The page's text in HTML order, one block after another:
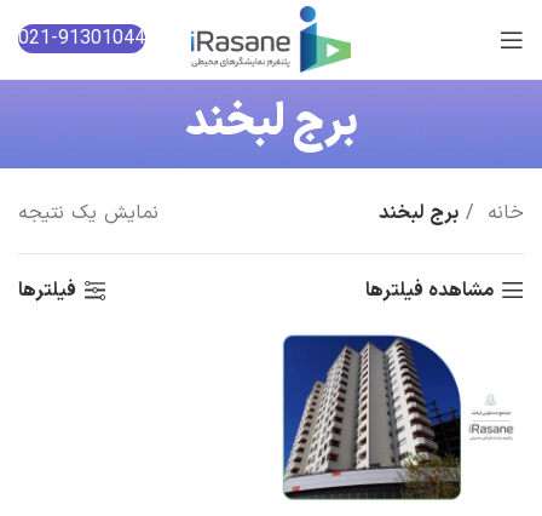
021-91301044
برج لبخند
خانه برج لبخند نمایش یک نتیجه
مشاهده فیلترها فیلترها